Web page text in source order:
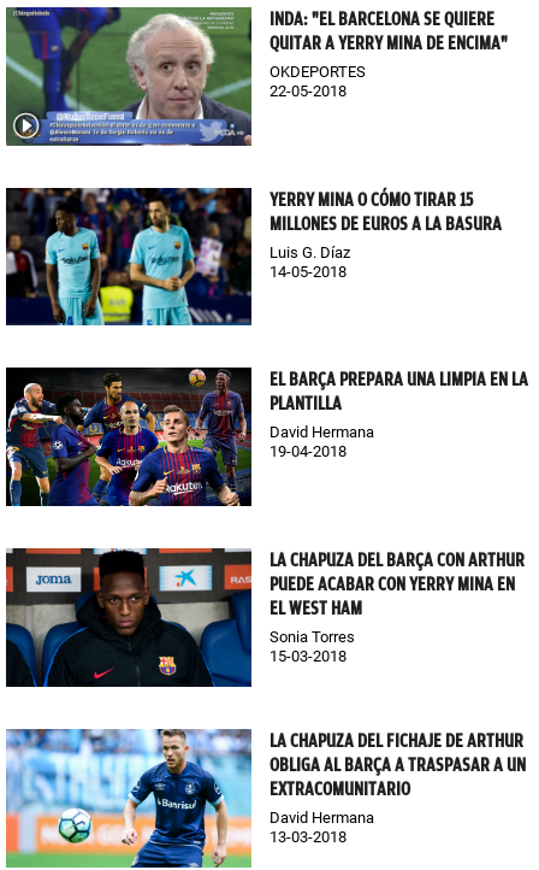
INDA: "EL BARCELONA SE QUIERE
QUITAR A YERRY MINA DE ENCIMA"
OKDEPORTES
22-05-2018
YERRY MINA O CÓMO TIRAR 15
MILLONES DE EUROS A LA BASURA
Luis G. Díaz
14-05-2018
EL BARÇA PREPARA UNA LIMPIA EN LA
PLANTILLA
David Hermana
19-04-2018
LA CHAPUZA DEL BARÇA CON ARTHUR
PUEDE ACABAR CON YERRY MINA EN
EL WEST HAM
Sonia Torres
15-03-2018
LA CHAPUZA DEL FICHAJE DE ARTHUR
OBLIGA AL BARÇA A TRASPASAR A UN
EXTRACOMUNITARIO
David Hermana
13-03-2018